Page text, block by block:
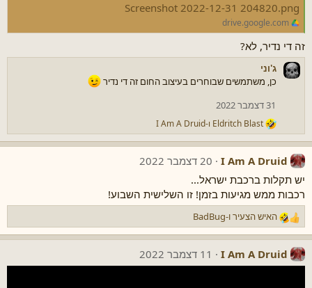
Screenshot 2022-12-31 204820.png
drive.google.com
זה די נדיר, לא?
ג'וני
כן, משתמשים שבוחרים בעיצוב החום זה די נדיר
31 דצמבר 2022
ר
ג
ש
ו
ת
:
Eldritch Blast ו-I Am A Druid
I Am A Druid
20 דצמבר 2022
יש תקלות ברכבת ישראל...
רכבות ממש מגיעות בזמן! זו השלישית השבוע!
ר
ג
ש
ו
האיש הצעירו-BadBug
I Am A Druid 11 דצמבר 2022